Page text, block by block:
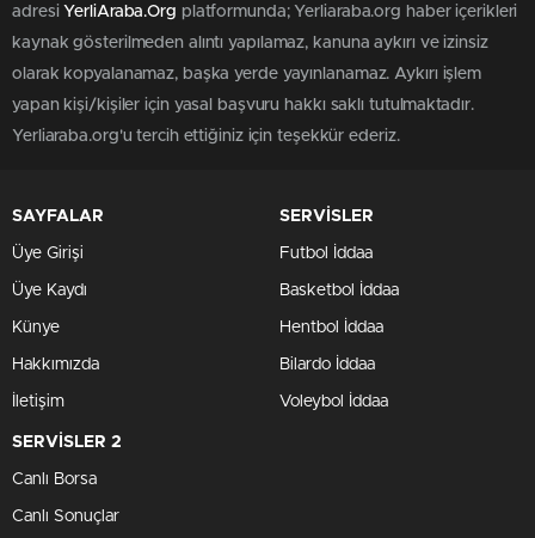
adresi YerliAraba.Org platformunda; Yerliaraba.org haber içerikleri
kaynak gösterilmeden alıntı yapılamaz, kanuna aykırı ve izinsiz
olarak kopyalanamaz, başka yerde yayınlanamaz. Aykırı işlem
yapan kişi/kişiler için yasal başvuru hakkı saklı tutulmaktadır.
Yerliaraba.org'u tercih ettiğiniz için teşekkür ederiz.
SAYFALAR
Üye Girişi
Üye Kaydı
Künye
Hakkımızda
İletişim
SERVİSLER
Futbol İddaa
Basketbol İddaa
Hentbol İddaa
Bilardo İddaa
Voleybol İddaa
SERVİSLER 2
Canlı Borsa
Canlı Sonuçlar